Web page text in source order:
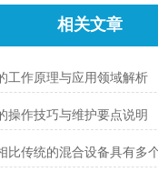
相关文章
工作原理与应用领域解析
操作技巧与维护要点说明
比传统的混合设备具有多